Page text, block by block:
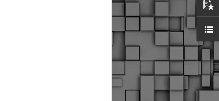
ο Δήμος παρέλαβε τρία
οποία θα χρησιμοποιούνται για